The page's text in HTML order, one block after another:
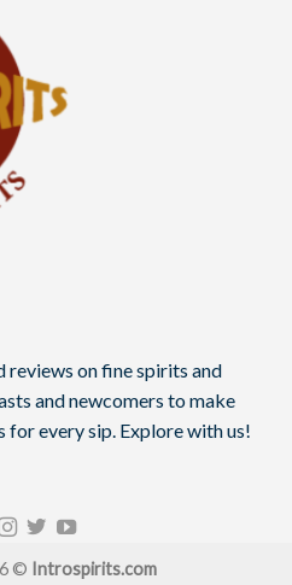
on fine spirits and
and newcomers to make
for every sip. Explore with us!
© Introspirits.com